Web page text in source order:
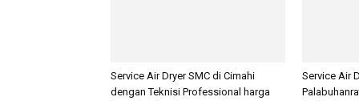
Service Air Dryer SMC di Cimahi
dengan Teknisi Professional harga
Service Air